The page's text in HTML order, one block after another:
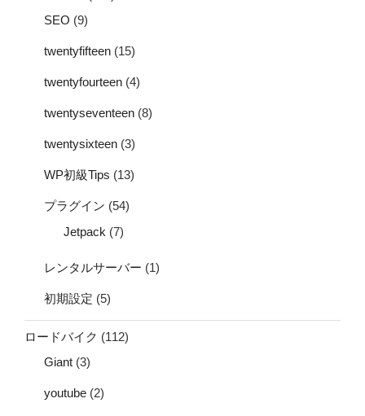
SEO (9)
twentyfifteen (15)
twentyfourteen (4)
twentyseventeen (8)
twentysixteen (3)
WP初級Tips (13)
プラグイン (54)
Jetpack (7)
レンタルサーバー (1)
初期設定 (5)
ロードバイク (112)
Giant (3)
youtube (2)